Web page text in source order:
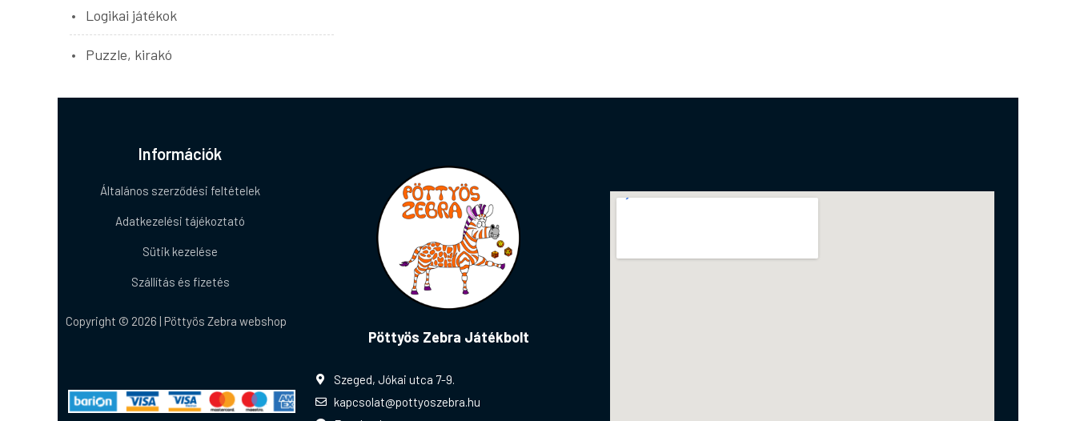
Logikai játékok
Puzzle, kirakó
Információk
Általános szerződési feltételek
Adatkezelési tájékoztató
Sütik kezelése
Szállítás és fizetés
Copyright © 2026 | Pöttyös Zebra webshop
Pöttyös Zebra Játékbolt
Szeged, Jókai utca 7-9.
kapcsolat@pottyoszebra.hu